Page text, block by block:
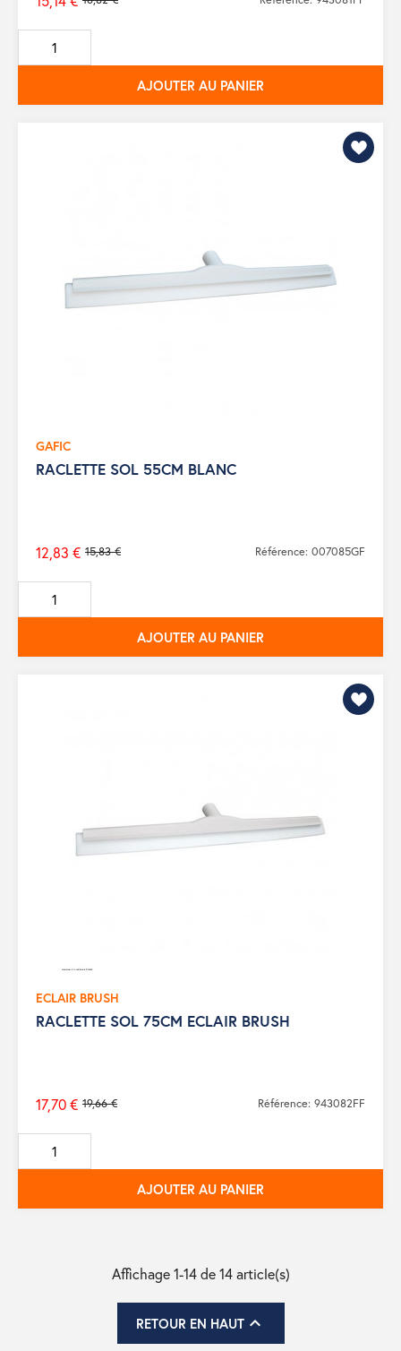
Prix
de
base
AJOUTER AU PANIER
GAFIC
RACLETTE SOL 55CM BLANC
Prix
de
base
15,83 €
12,83 € Référence: 007085GF
AJOUTER AU PANIER
ECLAIR BRUSH
RACLETTE SOL 75CM ECLAIR BRUSH
Prix
de
base
19,66 €
17,70 € Référence: 943082FF
AJOUTER AU PANIER
Affichage 1-14 de 14 article(s)
RETOUR EN HAUT